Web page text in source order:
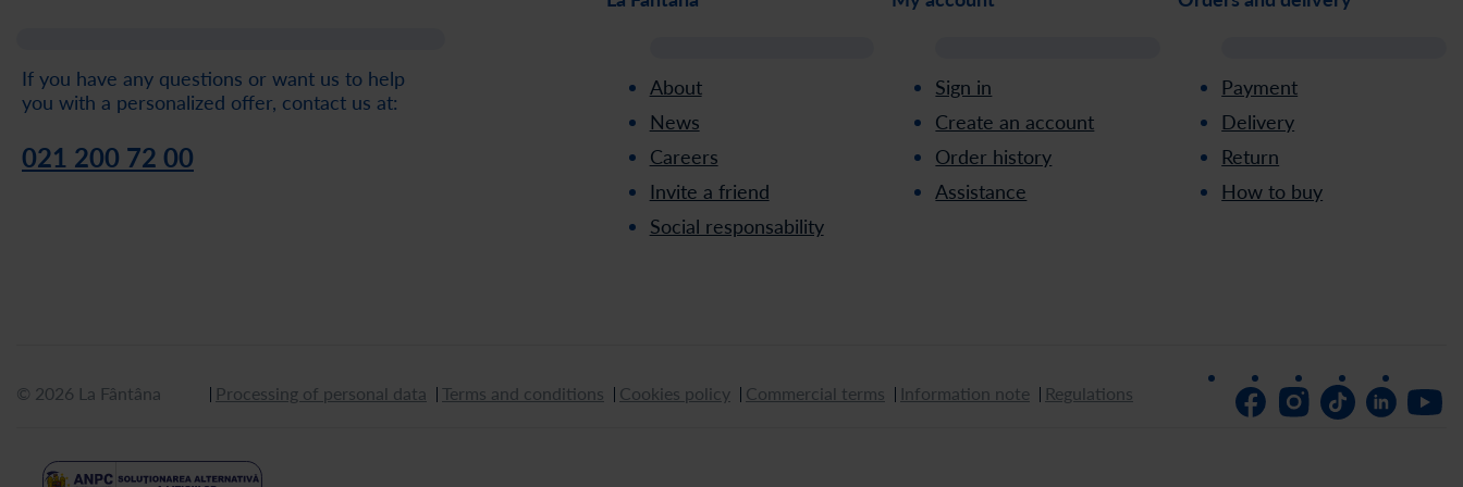
If you have any questions or want us to help
you with a personalized offer, contact us at:
021 200 72 00
About
News
Careers
Invite a friend
Social responsability
Sign in
Create an account
Order history
Assistance
Payment
Delivery
Return
How to buy
© 2026 La Fântâna Processing of personal data Terms and conditions Cookies policy Commercial terms Information note Regulations